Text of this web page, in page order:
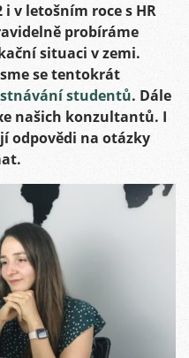
v letošním roce s HR
probíráme
situaci v zemi.
se tentokrát
studentů. Dále
našich konzultantů. I
odpovědi na otázky